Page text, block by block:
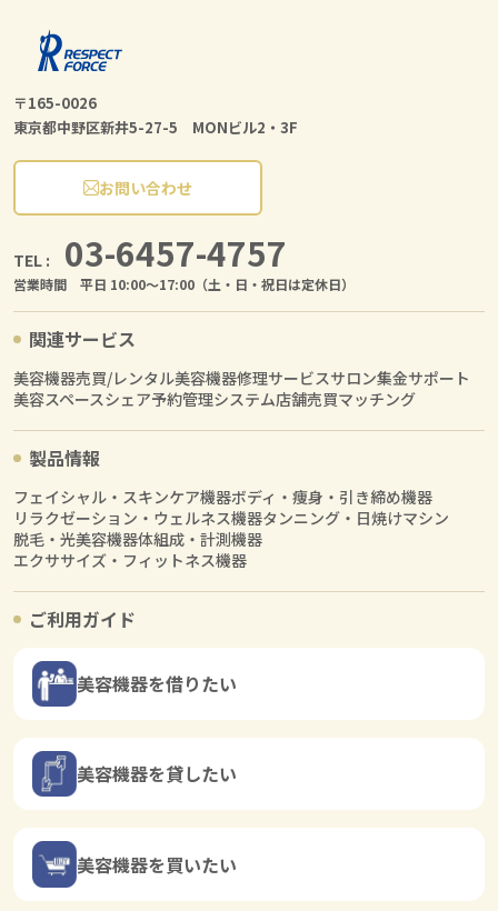
〒165-0026
東京都中野区新井5-27-5 MONビル2・3F
お問い合わせ
TEL : 03-6457-4757
営業時間 平日 10:00〜17:00（土・日・祝日は定休日）
関連サービス
美容機器売買/レンタル美容機器修理サービスサロン集金サポート
美容スペースシェア予約管理システム店舗売買マッチング
製品情報
フェイシャル・スキンケア機器ボディ・痩身・引き締め機器
リラクゼーション・ウェルネス機器タンニング・日焼けマシン
脱毛・光美容機器体組成・計測機器
エクササイズ・フィットネス機器
ご利用ガイド
美容機器を借りたい
美容機器を貸したい
美容機器を買いたい